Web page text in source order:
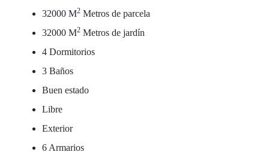
32000 M2 Metros de parcela
32000 M2 Metros de jardín
4 Dormitorios
3 Baños
Buen estado
Libre
Exterior
6 Armarios